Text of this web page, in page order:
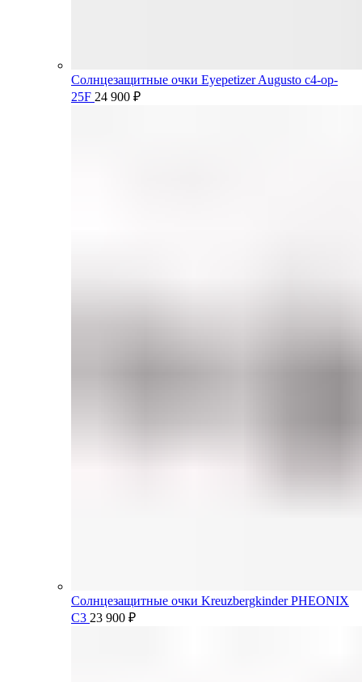
Солнцезащитные очки Eyepetizer Augusto c4-op-
25F 24 900 ₽
Солнцезащитные очки Kreuzbergkinder PHEONIX
C3 23 900 ₽